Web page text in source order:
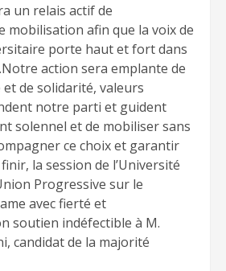
un relais actif de
mobilisation afin que la voix de
porte haut et fort dans
action sera emplante de
et de solidarité, valeurs
notre parti et guident
solennel et de mobiliser sans
ce choix et garantir
la session de l’Université
Progressive sur le
avec fierté et
soutien indéfectible à M.
candidat de la majorité